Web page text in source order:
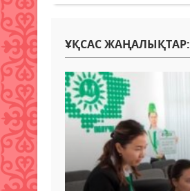
ҰҚСАС ЖАҢАЛЫҚТАР: